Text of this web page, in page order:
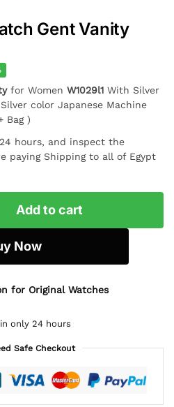
Gent Vanity
for Women W1029l1 With Silver
color Japanese Machine
Bag )
hours, and inspect the
paying Shipping to all of Egypt
Add to cart
Now
for Original Watches
only 24 hours
Safe Checkout